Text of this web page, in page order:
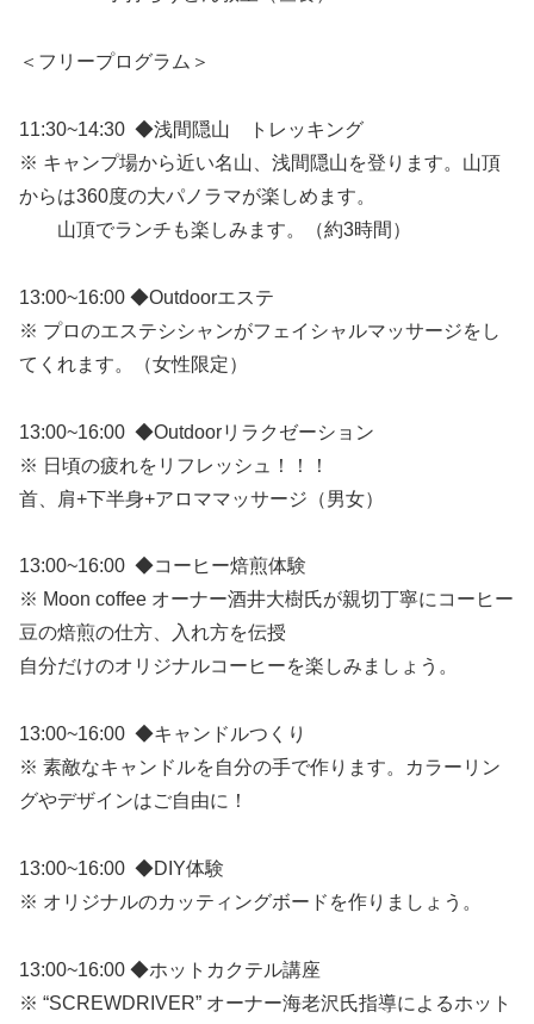
＜フリープログラム＞
11:30~14:30 ◆浅間隠山 トレッキング
※ キャンプ場から近い名山、浅間隠山を登ります。山頂
からは360度の大パノラマが楽しめます。
山頂でランチも楽しみます。（約3時間）
13:00~16:00 ◆Outdoorエステ
※ プロのエステシシャンがフェイシャルマッサージをし
てくれます。（女性限定）
13:00~16:00 ◆Outdoorリラクゼーション
※ 日頃の疲れをリフレッシュ！！！
首、肩+下半身+アロママッサージ（男女）
13:00~16:00 ◆コーヒー焙煎体験
※ Moon coffee オーナー酒井大樹氏が親切丁寧にコーヒー
豆の焙煎の仕方、入れ方を伝授
自分だけのオリジナルコーヒーを楽しみましょう。
13:00~16:00 ◆キャンドルつくり
※ 素敵なキャンドルを自分の手で作ります。カラーリン
グやデザインはご自由に！
13:00~16:00 ◆DIY体験
※ オリジナルのカッティングボードを作りましょう。
13:00~16:00 ◆ホットカクテル講座
※ “SCREWDRIVER” オーナー海老沢氏指導によるホット